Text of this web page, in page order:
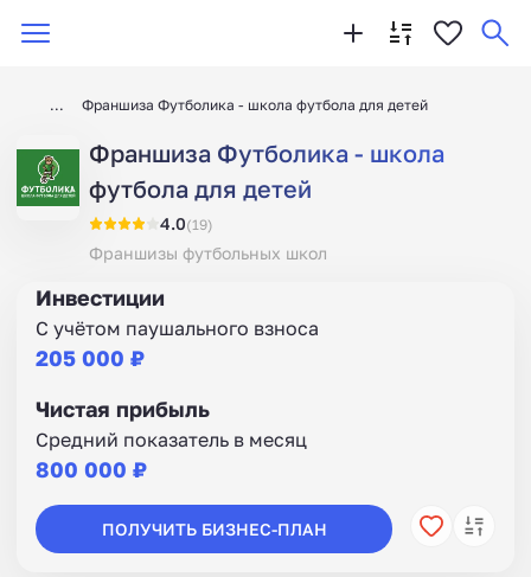
Франшиза Футболика - школа футбола для детей
Франшиза Футболика - школа
футбола для детей
4.0(19)
Франшизы футбольных школ
Инвестиции
С учётом паушального взноса
205 000 ₽
Чистая прибыль
Средний показатель в месяц
800 000 ₽
ПОЛУЧИТЬ БИЗНЕС-ПЛАН